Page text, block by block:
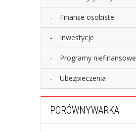
Finanse osobiste
Inwestycje
Programy niefinansowe
Ubezpieczenia
PORÓWNYWARKA